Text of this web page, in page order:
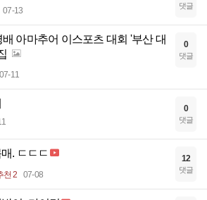
07-13 댓글
아마추어 이스포츠 대회 '부산 대
07-11
0
댓글
0
댓글
. ㄷㄷㄷ
천 2 07-08
12
댓글